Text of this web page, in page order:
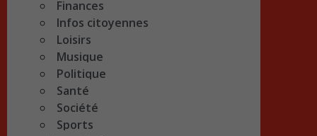
Finances
Infos citoyennes
Loisirs
Musique
Politique
Santé
Société
Sports